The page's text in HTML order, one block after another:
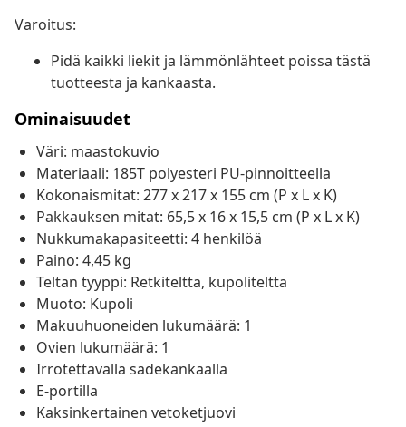
Varoitus:
Pidä kaikki liekit ja lämmönlähteet poissa tästä
tuotteesta ja kankaasta.
Ominaisuudet
Väri: maastokuvio
Materiaali: 185T polyesteri PU-pinnoitteella
Kokonaismitat: 277 x 217 x 155 cm (P x L x K)
Pakkauksen mitat: 65,5 x 16 x 15,5 cm (P x L x K)
Nukkumakapasiteetti: 4 henkilöä
Paino: 4,45 kg
Teltan tyyppi: Retkiteltta, kupoliteltta
Muoto: Kupoli
Makuuhuoneiden lukumäärä: 1
Ovien lukumäärä: 1
Irrotettavalla sadekankaalla
E-portilla
Kaksinkertainen vetoketjuovi